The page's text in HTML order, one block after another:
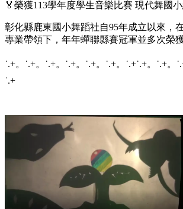
🏅榮獲113學年度學生音樂比賽 現代舞國
彰化縣鹿東國小舞蹈社自95年成立以來，
專業帶領下，年年蟬聯縣賽冠軍並多次榮
˙.+。˙.+。˙.+。˙.+。˙.+。˙.+。˙.+˙.+。˙.+。
˙.+